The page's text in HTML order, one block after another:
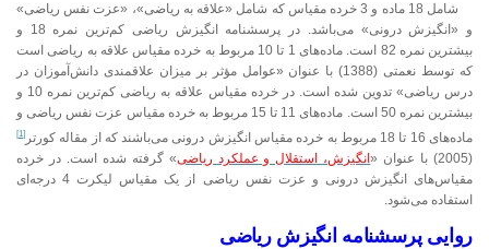
شامل 18 ماده و 3 خرده مقیاس که شامل «علاقه به ریاضی»، «عزت نفس ریاضی»
و «انگیزش درونی» می‌باشد. در پرسشنامه انگیزش ریاضی کم‌ترین نمره 18 و
بیشترین نمره 82 است. ماده‌های 1 تا 10 مربوط به خرده ‌مقیاس علاقه به ریاضی است
که توسط نعمتی (1388) با عنوان «عوامل مؤثر بر میزان علاقمندی دانش‌آموزان در
درس ریاضی» تدوین شده است. در خرده مقیاس علاقه به ریاضی کم‌ترین نمره 10 و
بیشترین نمره 50 است. ماده‌های 11 تا 15 مربوط به خرده‌ مقیاس عزت‌ نفس ریاضی و
ماده‌های 16 تا 18 مربوط به خرده‌ مقیاس انگیزش درونی می‌باشند که از مقاله کورتر
[1]
(2005) با عنوان « انگیزش، استقلال و عملکرد ریاضی» گرفته شده است. در خرده
مقیاس‌های انگیزش درونی و عزت نفس ریاضی از یک مقیاس لیکرت 4 درجه‌ای
استفاده می‌شود.
روایی پرسشنامه انگیزش ریاضی